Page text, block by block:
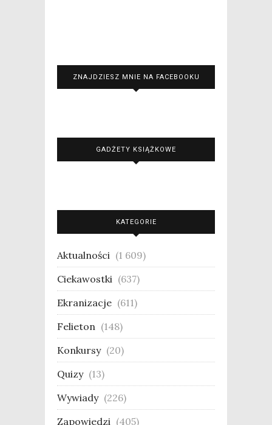
ZNAJDZIESZ MNIE NA FACEBOOKU
GADŻETY KSIĄŻKOWE
KATEGORIE
Aktualności (1 609)
Ciekawostki (637)
Ekranizacje (611)
Felieton (148)
Konkursy (20)
Quizy (13)
Wywiady (226)
Zapowiedzi (405)